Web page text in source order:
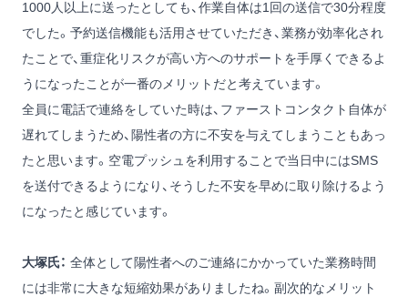
1000人以上に送ったとしても、作業自体は1回の送信で30分程度
でした。予約送信機能も活用させていただき、業務が効率化され
たことで、重症化リスクが高い方へのサポートを手厚くできるよ
うになったことが一番のメリットだと考えています。
全員に電話で連絡をしていた時は、ファーストコンタクト自体が
遅れてしまうため、陽性者の方に不安を与えてしまうこともあっ
たと思います。空電プッシュを利用することで当日中にはSMS
を送付できるようになり、そうした不安を早めに取り除けるよう
になったと感じています。
大塚氏： 全体として陽性者へのご連絡にかかっていた業務時間
には非常に大きな短縮効果がありましたね。副次的なメリット